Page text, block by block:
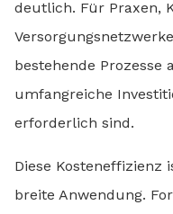
deutlich. Für Praxen,
bestehende Prozesse
umfangreiche
erforderlich sind.
Diese Kosteneffizienz
breite Anwendung.